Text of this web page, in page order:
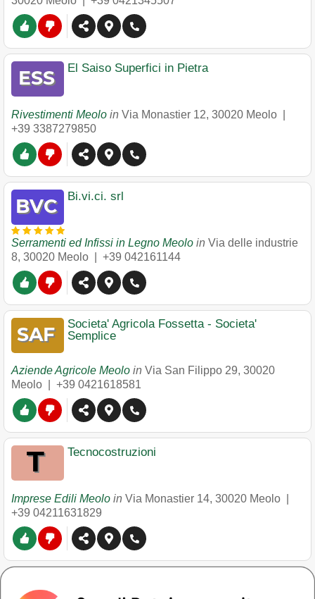
El Saiso Superfici in Pietra
Rivestimenti Meolo in Via Monastier 12, 30020 Meolo
+39 3387279850
Bi.vi.ci. srl
Serramenti ed Infissi in Legno Meolo in Via delle industrie
8, 30020 Meolo +39 042161144
Societa' Agricola Fossetta - Societa'
Semplice
Aziende Agricole Meolo in Via San Filippo 29, 30020
Meolo
+39 0421618581
Tecnocostruzioni
Imprese Edili Meolo in Via Monastier 14, 30020 Meolo
+39 04211631829